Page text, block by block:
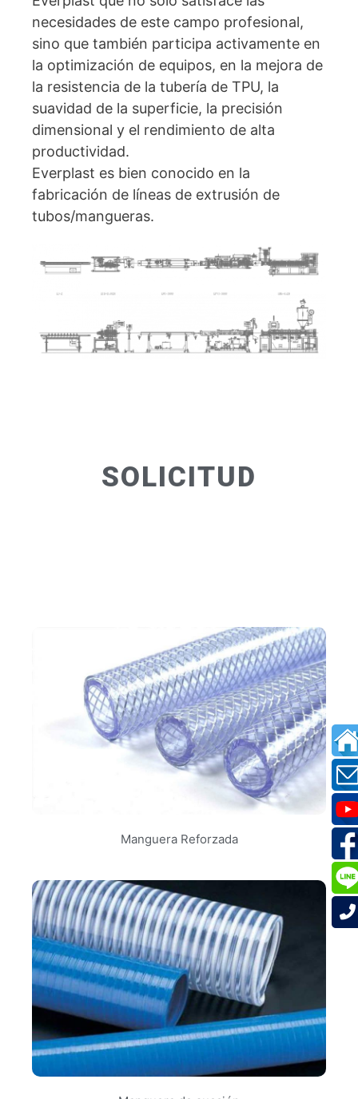
necesidades de este campo profesional,
sino que también participa activamente en
la optimización de equipos, en la mejora de
la resistencia de la tubería de TPU, la
suavidad de la superficie, la precisión
dimensional y el rendimiento de alta
productividad.
Everplast es bien conocido en la
fabricación de líneas de extrusión de
tubos/mangueras.
SOLICITUD
Manguera Reforzada